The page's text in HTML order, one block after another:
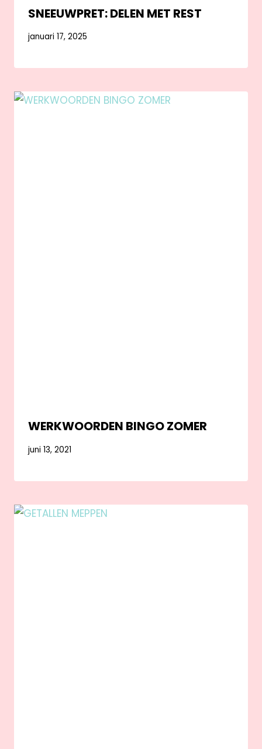
SNEEUWPRET: DELEN MET REST
januari 17, 2025
WERKWOORDEN BINGO ZOMER
juni 13, 2021